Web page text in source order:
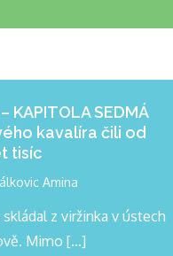
KAPITOLA SEDMÁ
kavalíra čili od
tisíc
Amina
z viržinka v ústech
Mimo […]